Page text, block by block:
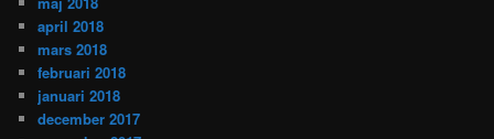
april 2018
mars 2018
februari 2018
januari 2018
december 2017